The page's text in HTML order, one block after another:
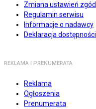
Zmiana ustawień zgód
Regulamin serwisu
Informacje o nadawcy
Deklaracja dostępności
REKLAMA I PRENUMERATA
Reklama
Ogłoszenia
Prenumerata